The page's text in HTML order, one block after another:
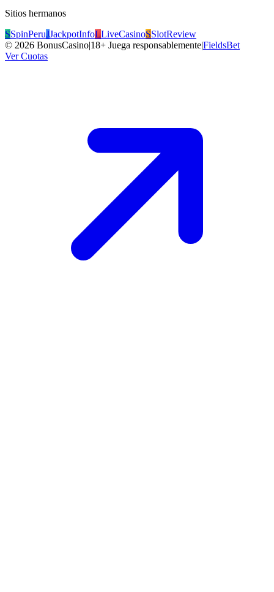
Sitios hermanos
SSpinPeruJJackpotInfoLLiveCasinoSSlotReview
© 2026 BonusCasino|18+ Juega responsablemente|FieldsBet
Ver Cuotas